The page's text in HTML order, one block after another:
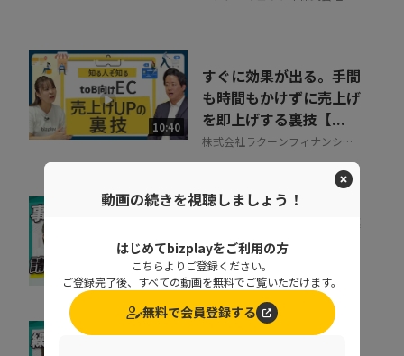
10:40
すぐに効果が出る。手間
も時間もかけずに売上げ
を即上げする裏技【...
株式会社ラクーンフィナンシャ
07:05
督促に費やす時間を事業
成果に集中投下
株式会社ラクーンフィナンシャ
ル
動画の続きを視聴しましょう！
はじめてbizplayをご利用の方
こちらよりご登録ください。
ご登録完了後、すべての動画を無料でご覧いただけます。
無料で会員登録する